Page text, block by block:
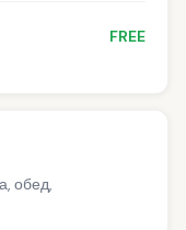
FREE
обед,